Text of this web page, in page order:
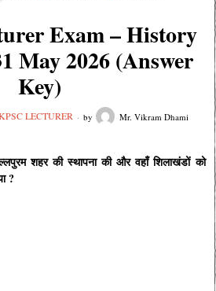
Exam – History
May 2026 (Answer
Key)
LECTURER by Mr. Vikram Dhami
शहर की स्थापना की और वहाँ शिलाखंडों को
?